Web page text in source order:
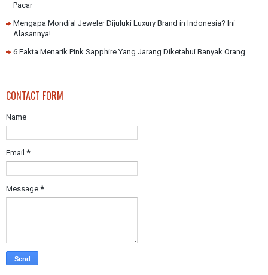
Pacar
Mengapa Mondial Jeweler Dijuluki Luxury Brand in Indonesia? Ini
Alasannya!
6 Fakta Menarik Pink Sapphire Yang Jarang Diketahui Banyak Orang
CONTACT FORM
Name
Email *
Message *